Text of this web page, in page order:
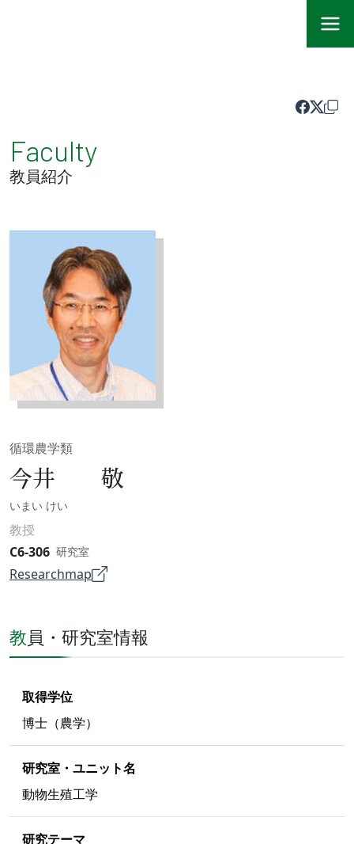
Faculty
教員紹介
循環農学類
今井 敬
いまい けい
教授
C6-306 研究室
Researchmap
教員・研究室情報
取得学位
博士（農学）
研究室・ユニット名
動物生殖工学
研究テーマ